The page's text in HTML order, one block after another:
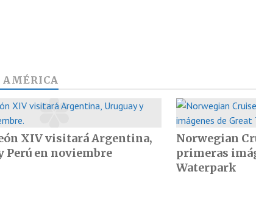
AMÉRICA
XIV visitará Argentina,
Perú en noviembre
Norwegian
primeras
Waterpark